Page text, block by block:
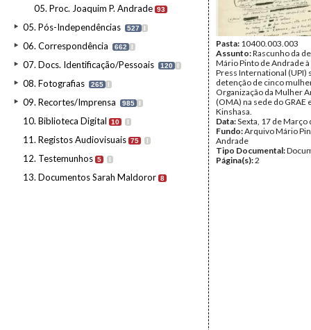
05. Proc. Joaquim P. Andrade 93
05. Pós-Independências 527 I
06. Correspondência 662 I
07. Docs. Identificação/Pessoais 120 I
08. Fotografias 265 I
09. Recortes/Imprensa 985 I
10. Biblioteca Digital 10 I
11. Registos Audiovisuais 75 I
12. Testemunhos 5 I
13. Documentos Sarah Maldoror 8
Pasta: 10400.003.003
Assunto:Rascunho da
Mário Pinto de Andrade
Press International (UPI)
detenção de cinco
Organização da Mulher
(OMA) na sede do GRAE
Kinshasa.
Data:Sexta, 17 de Março
Fundo:Arquivo Mário
Andrade
Tipo Documental:
Página(s):2